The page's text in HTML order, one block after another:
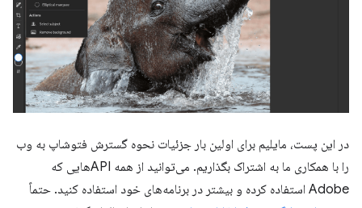
در این پست، مایلیم برای اولین بار جزئیات نحوه گسترش فتوشاپ به وب
را با همکاری ما به اشتراک بگذاریم. می‌توانید از همه APIهایی که
Adobe استفاده کرده و بیشتر در برنامه‌های خود استفاده کنید. حتماً